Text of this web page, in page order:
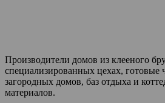
Производители домов из клееного
специализированных цехах, готовые
загородных домов, баз отдыха и
материалов.